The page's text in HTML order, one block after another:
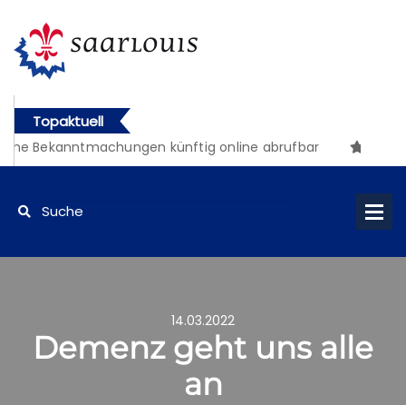
Topaktuell
Bekanntmachungen künftig online abrufbar
14.03.2022
Demenz geht uns alle
an